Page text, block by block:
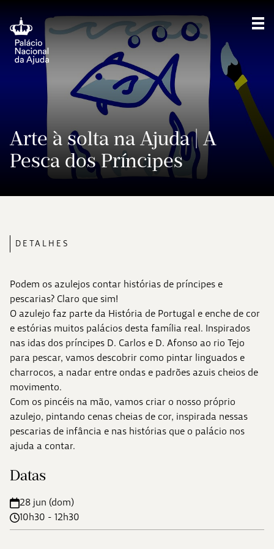
Arte à solta na Ajuda | A
Pesca dos Príncipes
DETALHES
Podem os azulejos contar histórias de príncipes e
pescarias? Claro que sim!
O azulejo faz parte da História de Portugal e enche de cor
e estórias muitos palácios desta família real. Inspirados
nas idas dos príncipes D. Carlos e D. Afonso ao rio Tejo
para pescar, vamos descobrir como pintar linguados e
charrocos, a nadar entre ondas e padrões azuis cheios de
movimento.
Com os pincéis na mão, vamos criar o nosso próprio
azulejo, pintando cenas cheias de cor, inspirada nessas
pescarias de infância e nas histórias que o palácio nos
ajuda a contar.
Datas
28 jun (dom)
10h30 - 12h30